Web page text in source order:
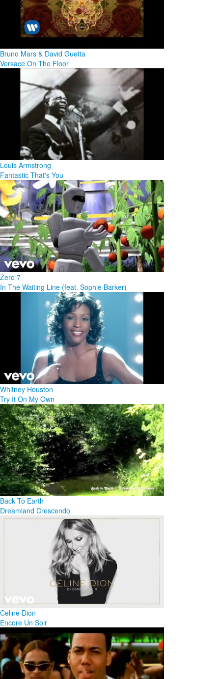
Bruno Mars & David Guetta
Versace On The Floor
Louis Armstrong
Fantastic That's You
Zero 7
In The Waiting Line (feat. Sophie Barker)
Whitney Houston
Try It On My Own
Back To Earth
Dreamland Crescendo
Celine Dion
Encore Un Soir